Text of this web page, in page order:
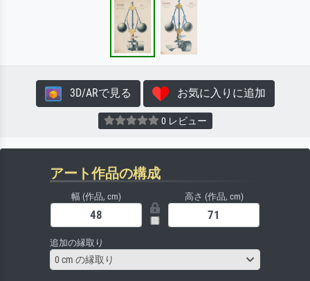
3D/ARで見る お気に入りに追加
0 レビュー
アート作品の構成
幅 (作品, cm) 高さ (作品, cm)
追加の縁取り
0 cm の縁取り